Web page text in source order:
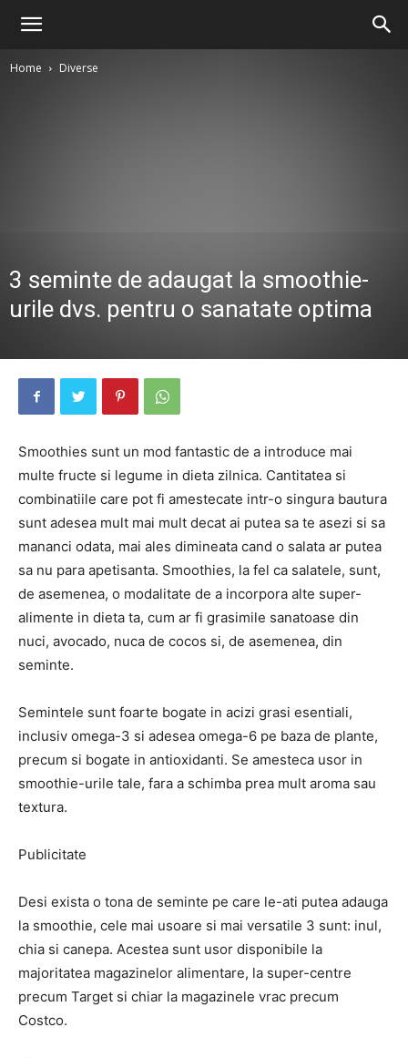
Home Diverse
3 seminte de adaugat la smoothie-
urile dvs. pentru o sanatate optima
Smoothies sunt un mod fantastic de a introduce mai
multe fructe si legume in dieta zilnica. Cantitatea si
combinatiile care pot fi amestecate intr-o singura bautura
sunt adesea mult mai mult decat ai putea sa te asezi si sa
mananci odata, mai ales dimineata cand o salata ar putea
sa nu para apetisanta. Smoothies, la fel ca salatele, sunt,
de asemenea, o modalitate de a incorpora alte super-
alimente in dieta ta, cum ar fi grasimile sanatoase din
nuci, avocado, nuca de cocos si, de asemenea, din
seminte.
Semintele sunt foarte bogate in acizi grasi esentiali,
inclusiv omega-3 si adesea omega-6 pe baza de plante,
precum si bogate in antioxidanti. Se amesteca usor in
smoothie-urile tale, fara a schimba prea mult aroma sau
textura.
Publicitate
Desi exista o tona de seminte pe care le-ati putea adauga
la smoothie, cele mai usoare si mai versatile 3 sunt: ​​inul,
chia si canepa. Acestea sunt usor disponibile la
majoritatea magazinelor alimentare, la super-centre
precum Target si chiar la magazinele vrac precum
Costco.